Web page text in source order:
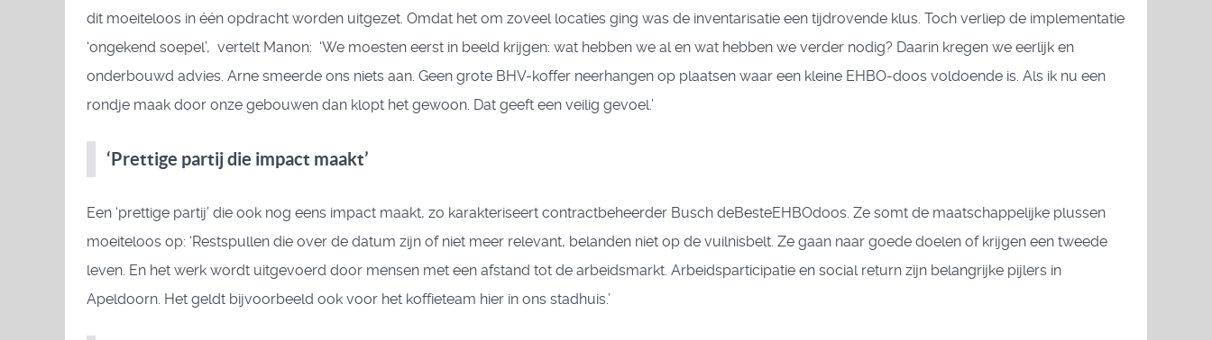
dit moeiteloos in één opdracht worden uitgezet. Omdat het om zoveel locaties ging was de inventarisatie een tijdrovende klus. Toch verliep de implementatie
‘ongekend soepel’, vertelt Manon: ‘We moesten eerst in beeld krijgen: wat hebben we al en wat hebben we verder nodig? Daarin kregen we eerlijk en
onderbouwd advies. Arne smeerde ons niets aan. Geen grote BHV-koffer neerhangen op plaatsen waar een kleine EHBO-doos voldoende is. Als ik nu een
rondje maak door onze gebouwen dan klopt het gewoon. Dat geeft een veilig gevoel.’
‘Prettige partij die impact maakt’
Een ‘prettige partij’ die ook nog eens impact maakt, zo karakteriseert contractbeheerder Busch deBesteEHBOdoos. Ze somt de maatschappelijke plussen
moeiteloos op: ‘Restspullen die over de datum zijn of niet meer relevant, belanden niet op de vuilnisbelt. Ze gaan naar goede doelen of krijgen een tweede
leven. En het werk wordt uitgevoerd door mensen met een afstand tot de arbeidsmarkt. Arbeidsparticipatie en social return zijn belangrijke pijlers in
Apeldoorn. Het geldt bijvoorbeeld ook voor het koffieteam hier in ons stadhuis.’